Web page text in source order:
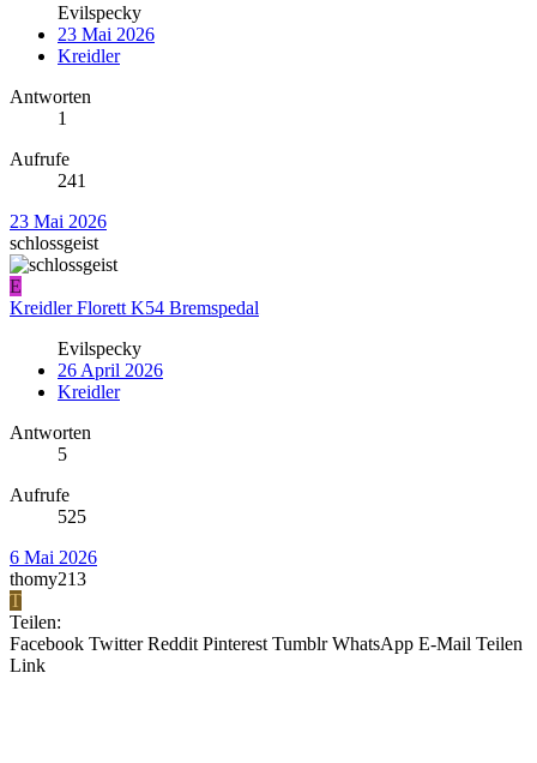
Evilspecky
23 Mai 2026
Kreidler
Antworten
1
Aufrufe
241
23 Mai 2026
schlossgeist
E
Kreidler Florett K54 Bremspedal
Evilspecky
26 April 2026
Kreidler
Antworten
5
Aufrufe
525
6 Mai 2026
thomy213
T
Teilen:
Facebook Twitter Reddit Pinterest Tumblr WhatsApp E-Mail Teilen
Link